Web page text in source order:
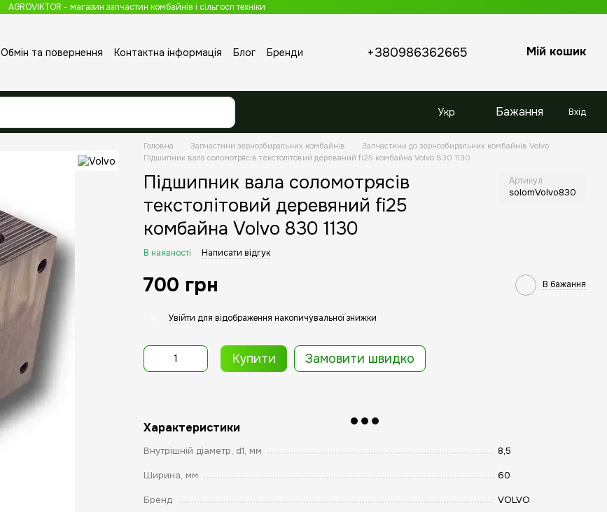
AGROVIKTOR - магазин запчастин комбайнів і сільгосп техніки
Обмін та повернення Контактна інформація Блог
Бренди
+380986362665 Мій кошик
Укр Бажання Вхід
Головна Запчастини зернозбиральних комбайнів
Запчастини до зернозбиральних комбайнів Volvo
Підшипник вала соломотрясів текстолітовий деревяний fi25 комбайна Volvo 830 1130
Підшипник вала соломотрясів
текстолітовий деревяний fi25
комбайна Volvo 830 1130
Артикул
solomVolvo830
В наявності Написати відгук
700 грн В бажання
Увійти для відображення накопичувальної знижки
Купити Замовити швидко
Характеристики
Внутрішній діаметр, d1, мм 8,5
Ширина, мм 60
Бренд VOLVO